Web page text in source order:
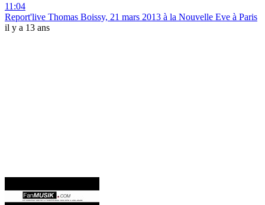
11:04
Report'live Thomas Boissy, 21 mars 2013 à la Nouvelle Eve à Paris
il y a 13 ans